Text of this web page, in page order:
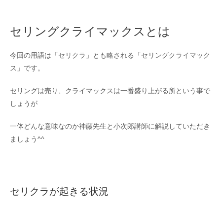
セリングクライマックスとは
今回の用語は「セリクラ」とも略される「セリングクライマック
ス」です。
セリングは売り、クライマックスは一番盛り上がる所という事で
しょうが
一体どんな意味なのか神藤先生と小次郎講師に解説していただき
ましょう^^
セリクラが起きる状況